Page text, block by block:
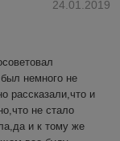
24.01.2019
немного не
рассказали,что и
не стало
и к тому же